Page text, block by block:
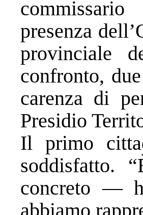
presenza
provinciale
confronto,
carenza di
Presidio
Il primo
soddisfatto.
concreto —
abbiamo